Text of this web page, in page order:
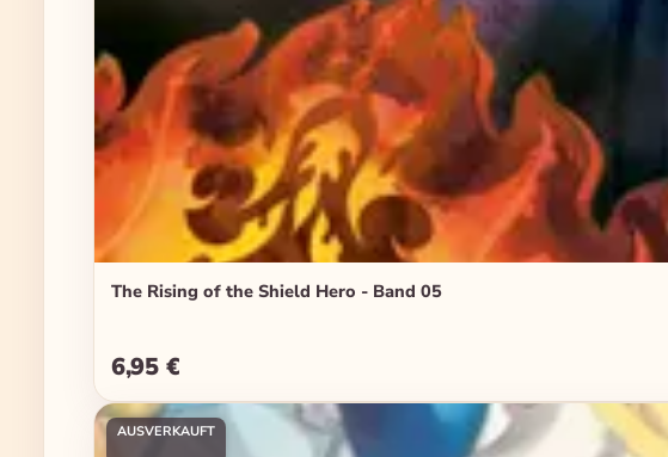
The Rising of the Shield Hero - Band 05
Regulärer Preis:
6,95 €
AUSVERKAUFT